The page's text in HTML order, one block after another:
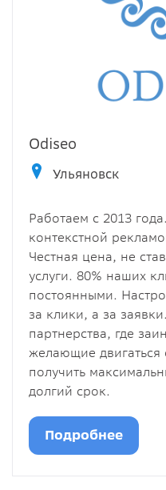
Odiseo
Ульяновск
Работаем с 2013
контекстной
Честная цена, не
услуги. 80% наших
постоянными.
за клики, а за
партнерства, где
желающие
получить
долгий срок.
Подробнее